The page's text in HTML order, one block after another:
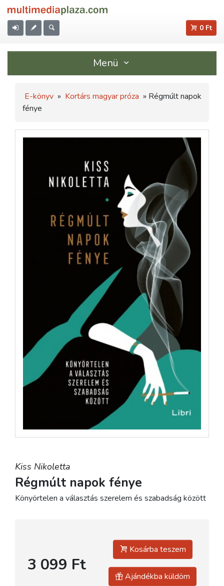
0 Ft
Menü
E-könyv » Kortárs magyar próza » Régmúlt napok
fénye
Kiss Nikoletta
Régmúlt napok fénye
Könyörtelen a választás szerelem és szabadság között
3 099 Ft
Kosárba teszem
Ajándékba küldöm